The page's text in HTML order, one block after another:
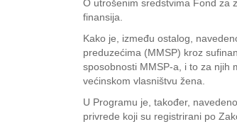
O utrošenim sredstvima Fond za
finansija.
Kako je, između ostalog,
preduzećima (MMSP) kroz
sposobnosti MMSP-a, i to za njih
većinskom vlasništvu žena.
U Programu je, također,
privrede koji su registrirani po